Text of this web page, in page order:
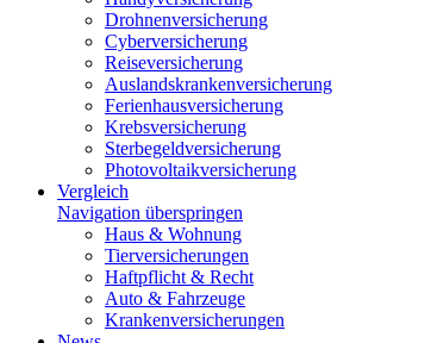
Drohnenversicherung
Cyberversicherung
Reiseversicherung
Auslandskrankenversicherung
Ferienhausversicherung
Krebsversicherung
Sterbegeldversicherung
Photovoltaikversicherung
Vergleich
Navigation überspringen
Haus & Wohnung
Tierversicherungen
Haftpflicht & Recht
Auto & Fahrzeuge
Krankenversicherungen